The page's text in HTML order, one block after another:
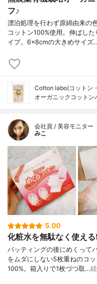
フ♪
漂泊処理を行わず原綿由来の
コットン100%使用。伸ばし
イプ。6×8cmの大きめサイズ
Cotton labo(コットン
オーガニックコットン
会社員 / 美容モニター
みこ
5.00
化粧水を無駄なく使え
パッティングの後にめくって
をムダにしない5枚重ねのコ
100%。箱入りで1枚づつ取…